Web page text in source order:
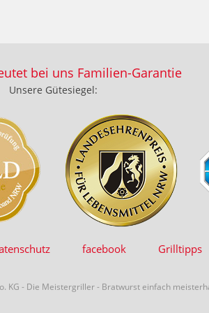
bei uns Familien-Garantie
Unsere Gütesiegel:
facebook Grilltipps
KG - Die Meistergriller - Bratwurst einfach